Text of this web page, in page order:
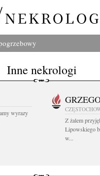
Inne nekrologi
wyrazy
Z żalem
Lipowskiego
w...